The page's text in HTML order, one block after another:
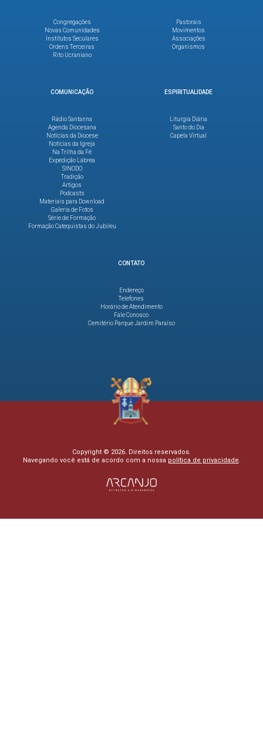
Congregações
Novas Comunidades
Institutos Seculares
Ordens Terceiras
Rito Ucraniano
Pastorais
Movimentos
Associações
Organismos
COMUNICAÇÃO
Rádio Santanna
Agenda Diocesana
Notícias da Diocese
Notícias da Igreja
Na Trilha da Fé
Expedição Lábrea
SINODO
Tradição
Artigos
Podcasts
Materiais para Download
Galeria de Fotos
Série de Formação
Formação Catequistas do Jubileu
ESPIRITUALIDADE
Liturgia Diária
Santo do Dia
Capela Virtual
CONTATO
Endereço
Telefones
Horário de Atendimento
Fale Conosco
Cemitério Parque Jardim Paraíso
Copyright © 2026. Direitos reservados.
Navegando você está de acordo com a nossa política de privacidade.